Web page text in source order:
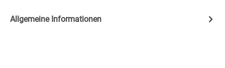
Allgemeine Informationen